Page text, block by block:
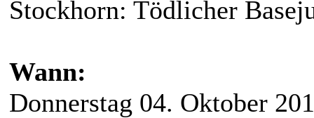
Stockhorn: Tödlicher
Wann:
Donnerstag 04. Oktober